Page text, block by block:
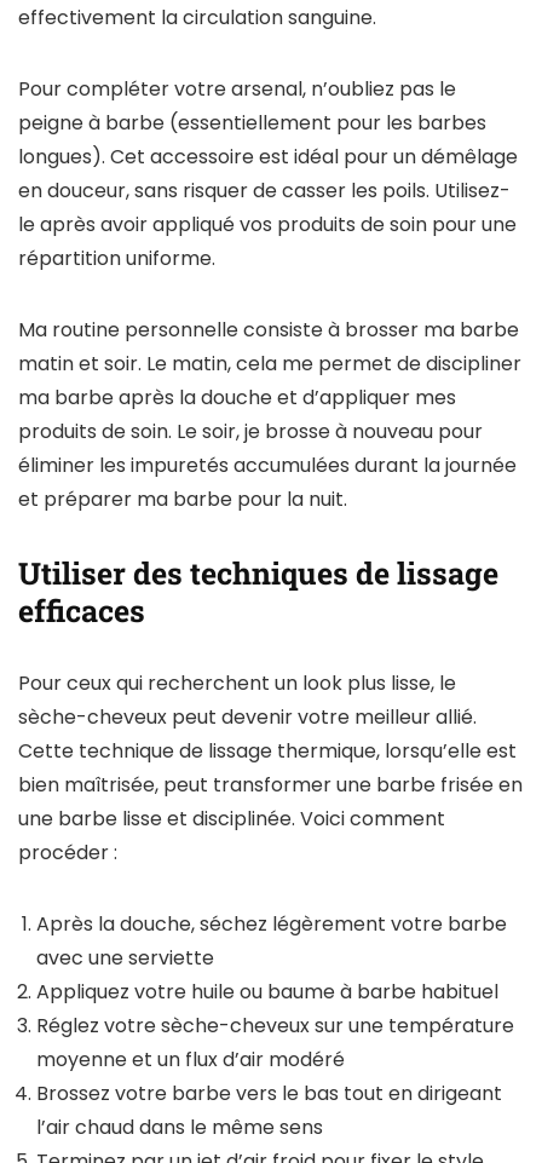
effectivement la circulation sanguine.
Pour compléter votre arsenal, n’oubliez pas le
peigne à barbe (essentiellement pour les barbes
longues). Cet accessoire est idéal pour un démêlage
en douceur, sans risquer de casser les poils. Utilisez-
le après avoir appliqué vos produits de soin pour une
répartition uniforme.
Ma routine personnelle consiste à brosser ma barbe
matin et soir. Le matin, cela me permet de discipliner
ma barbe après la douche et d’appliquer mes
produits de soin. Le soir, je brosse à nouveau pour
éliminer les impuretés accumulées durant la journée
et préparer ma barbe pour la nuit.
Utiliser des techniques de lissage
efficaces
Pour ceux qui recherchent un look plus lisse, le
sèche-cheveux peut devenir votre meilleur allié.
Cette technique de lissage thermique, lorsqu’elle est
bien maîtrisée, peut transformer une barbe frisée en
une barbe lisse et disciplinée. Voici comment
procéder :
Après la douche, séchez légèrement votre barbe
avec une serviette
Appliquez votre huile ou baume à barbe habituel
Réglez votre sèche-cheveux sur une température
moyenne et un flux d’air modéré
Brossez votre barbe vers le bas tout en dirigeant
l’air chaud dans le même sens